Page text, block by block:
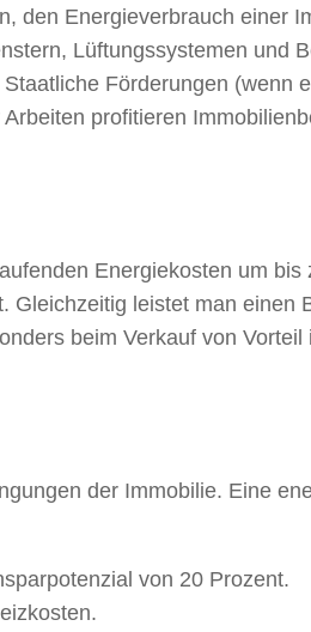
den Energieverbrauch einer
Lüftungssystemen und
Förderungen (wenn
profitieren
Energiekosten um bis
leistet man einen
beim Verkauf von Vorteil
der Immobilie. Eine
von 20 Prozent.